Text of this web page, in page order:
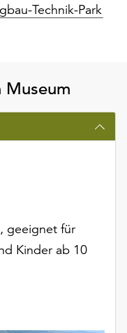
Technik-Park
Museum
geeignet für
Kinder ab 10